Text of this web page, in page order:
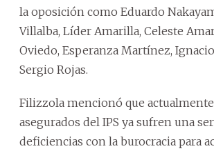
la oposición como Eduardo
Villalba, Líder Amarilla, Celeste
Oviedo, Esperanza Martínez,
Sergio Rojas.
Filizzola mencionó que
asegurados del IPS ya sufren una
deficiencias con la burocracia para